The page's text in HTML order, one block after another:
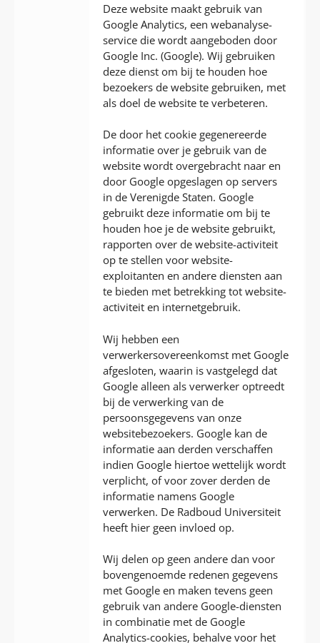
Deze website maakt gebruik van
Google Analytics, een webanalyse-
service die wordt aangeboden door
Google Inc. (Google). Wij gebruiken
deze dienst om bij te houden hoe
bezoekers de website gebruiken, met
als doel de website te verbeteren.
De door het cookie gegenereerde
informatie over je gebruik van de
website wordt overgebracht naar en
door Google opgeslagen op servers
in de Verenigde Staten. Google
gebruikt deze informatie om bij te
houden hoe je de website gebruikt,
rapporten over de website-activiteit
op te stellen voor website-
exploitanten en andere diensten aan
te bieden met betrekking tot website-
activiteit en internetgebruik.
Wij hebben een
verwerkersovereenkomst met Google
afgesloten, waarin is vastgelegd dat
Google alleen als verwerker optreedt
bij de verwerking van de
persoonsgegevens van onze
websitebezoekers. Google kan de
informatie aan derden verschaffen
indien Google hiertoe wettelijk wordt
verplicht, of voor zover derden de
informatie namens Google
verwerken. De Radboud Universiteit
heeft hier geen invloed op.
Wij delen op geen andere dan voor
bovengenoemde redenen gegevens
met Google en maken tevens geen
gebruik van andere Google-diensten
in combinatie met de Google
Analytics-cookies, behalve voor het